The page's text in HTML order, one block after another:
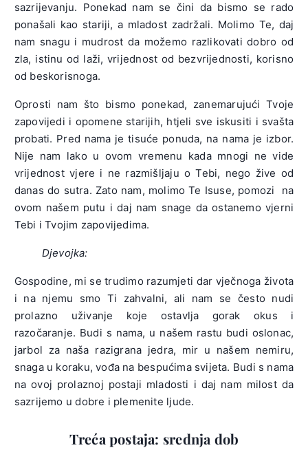
sazrijevanju. Ponekad nam se čini da bismo se rado
ponašali kao stariji, a mladost zadržali. Molimo Te, daj
nam snagu i mudrost da možemo razlikovati dobro od
zla, istinu od laži, vrijednost od bezvrijednosti, korisno
od beskorisnoga.
Oprosti nam što bismo ponekad, zanemarujući Tvoje
zapovijedi i opomene starijih, htjeli sve iskusiti i svašta
probati. Pred nama je tisuće ponuda, na nama je izbor.
Nije nam lako u ovom vremenu kada mnogi ne vide
vrijednost vjere i ne razmišljaju o Tebi, nego žive od
danas do sutra. Zato nam, molimo Te Isuse, pomozi na
ovom našem putu i daj nam snage da ostanemo vjerni
Tebi i Tvojim zapovijedima.
Djevojka:
Gospodine, mi se trudimo razumjeti dar vječnoga života
i na njemu smo Ti zahvalni, ali nam se često nudi
prolazno uživanje koje ostavlja gorak okus i
razočaranje. Budi s nama, u našem rastu budi oslonac,
jarbol za naša razigrana jedra, mir u našem nemiru,
snaga u koraku, vođa na bespućima svijeta. Budi s nama
na ovoj prolaznoj postaji mladosti i daj nam milost da
sazrijemo u dobre i plemenite ljude.
Treća postaja: srednja dob